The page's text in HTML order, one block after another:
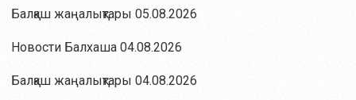
Балқаш жаңалықтары 05.08.2026
Новости Балхаша 04.08.2026
Балқаш жаңалықтары 04.08.2026